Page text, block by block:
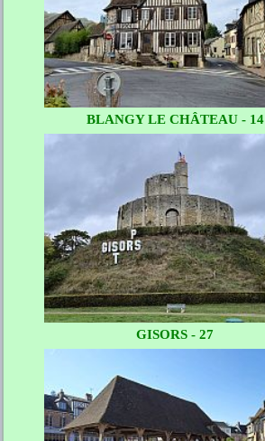
BLANGY LE CHÂTEAU - 14
GISORS - 27